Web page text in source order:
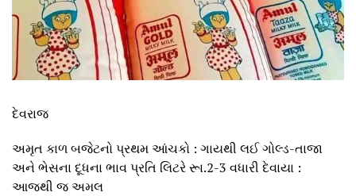
દેવરાજ
અમૃત કાળ બજેટનો પ્રથમ આંચકો : ગાયથી લઈ ગોલ્ડ-તાજા
અને ભેસના દૂધના ભાવ પ્રતિ લિટરે રૂા.2-3 વધારી દેવાયા :
આજથી જ અમલ